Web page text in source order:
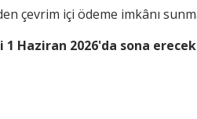
çevrim içi ödeme imkânı
Haziran 2026'da sona